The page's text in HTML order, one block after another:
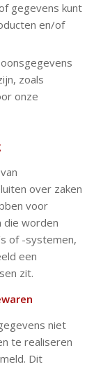
gegevens kunt
en/of
zoals
onze
over zaken
voor
die worden
of -systemen,
een
zit.
niet
te realiseren
Dit